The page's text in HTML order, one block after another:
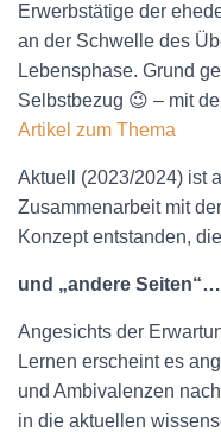
Erwerbstätige der
an der Schwelle des
Lebensphase. Grund
Selbstbezug 😉 – mit
Artikel zum Thema
Aktuell (2023/2024) ist
Zusammenarbeit mit
Konzept entstanden, die
und „andere Seiten“…
Angesichts der
Lernen erscheint es
und Ambivalenzen
in die aktuellen